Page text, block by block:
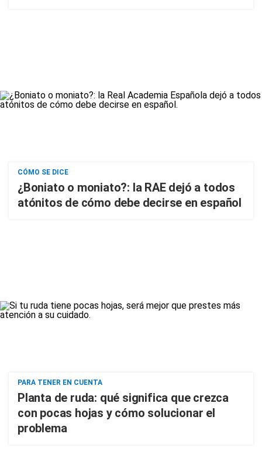
CÓMO SE DICE
¿Boniato o moniato?: la RAE dejó a todos
atónitos de cómo debe decirse en español
PARA TENER EN CUENTA
Planta de ruda: qué significa que crezca
con pocas hojas y cómo solucionar el
problema